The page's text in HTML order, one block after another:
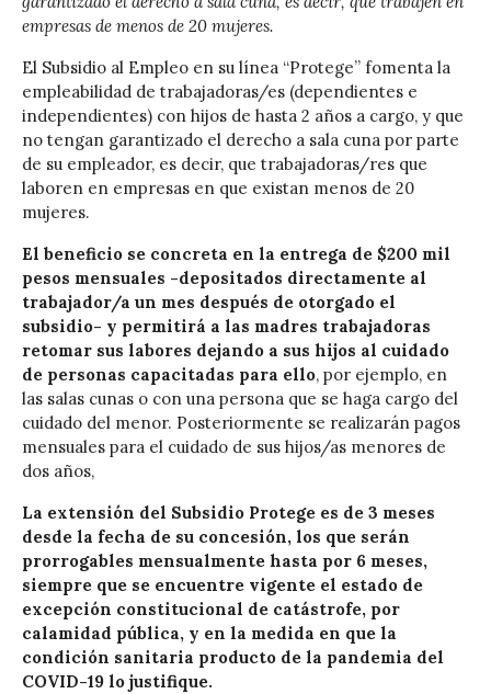
empresas de menos de 20 mujeres.
El Subsidio al Empleo en su línea “Protege” fomenta la
empleabilidad de trabajadoras/es (dependientes e
independientes) con hijos de hasta 2 años a cargo, y que
no tengan garantizado el derecho a sala cuna por parte
de su empleador, es decir, que trabajadoras/res que
laboren en empresas en que existan menos de 20
mujeres.
El beneficio se concreta en la entrega de $200 mil
pesos mensuales -depositados directamente al
trabajador/a un mes después de otorgado el
subsidio- y permitirá a las madres trabajadoras
retomar sus labores dejando a sus hijos al cuidado
de personas capacitadas para ello, por ejemplo, en
las salas cunas o con una persona que se haga cargo del
cuidado del menor. Posteriormente se realizarán pagos
mensuales para el cuidado de sus hijos/as menores de
dos años,
La extensión del Subsidio Protege es de 3 meses
desde la fecha de su concesión, los que serán
prorrogables mensualmente hasta por 6 meses,
siempre que se encuentre vigente el estado de
excepción constitucional de catástrofe, por
calamidad pública, y en la medida en que la
condición sanitaria producto de la pandemia del
COVID-19 lo justifique.